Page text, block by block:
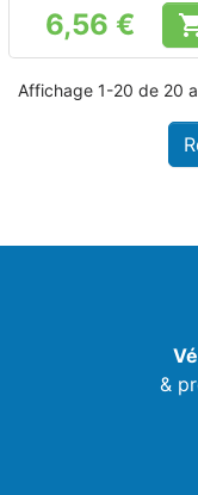
Prix
6,56 €
Affichage 1-20 de 20
&